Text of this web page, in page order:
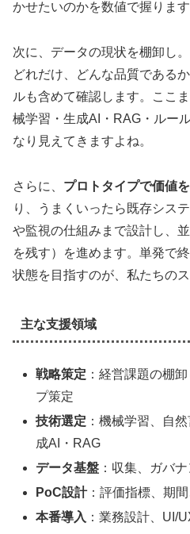
かせたいのかを数値で握ります
次に、データの現状を棚卸し
どれだけ、どんな品質である
ルも含めて確認します。ここ
械学習・生成AI・RAG・ルー
なり見えてきますよね。
さらに、 プロトタイプで価値
り、うまくいったら既存シス
や監視の仕組みまで設計し、
を残す）を進めます。単発で
状態を目指すのが、私たちのス
主な支援領域
戦略策定 ：経営課題の棚
プ策定
技術選定 ：機械学習、自
成AI・RAG
データ基盤 ：収集、ガバ
PoC設計：評価指標、期
本番導入 ：業務設計、UI/